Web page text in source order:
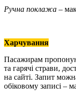
Ручна поклажа –
Харчування
Пасажирам
та гарячі страви,
на сайті. Запит
обіковому записі –